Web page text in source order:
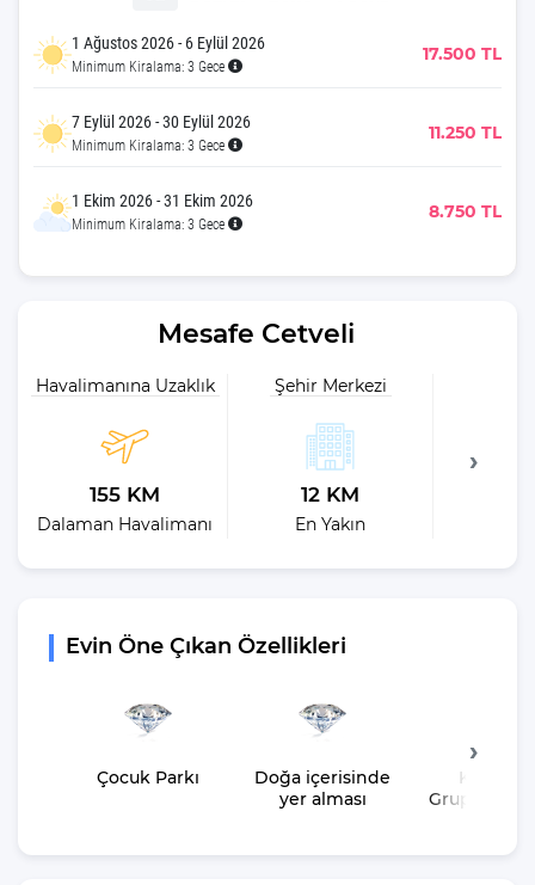
1 Ağustos 2026 - 6 Eylül 2026
Minimum Kiralama: 3 Gece
17.500 TL
7 Eylül 2026 - 30 Eylül 2026
Minimum Kiralama: 3 Gece
11.250 TL
1 Ekim 2026 - 31 Ekim 2026
Minimum Kiralama: 3 Gece
8.750 TL
Mesafe Cetveli
Havalimanına Uzaklık
155 KM
Dalaman Havalimanı
Şehir Merkezi
12 KM
En Yakın
Evin Öne Çıkan Özellikleri
Çocuk Parkı
Doğa içerisinde
yer alması
Kalabalık
Gruplara